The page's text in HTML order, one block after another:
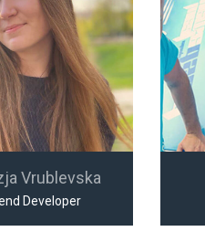
Vrublevska
Developer